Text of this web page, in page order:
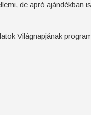
de apró ajándékban
Világnapjának